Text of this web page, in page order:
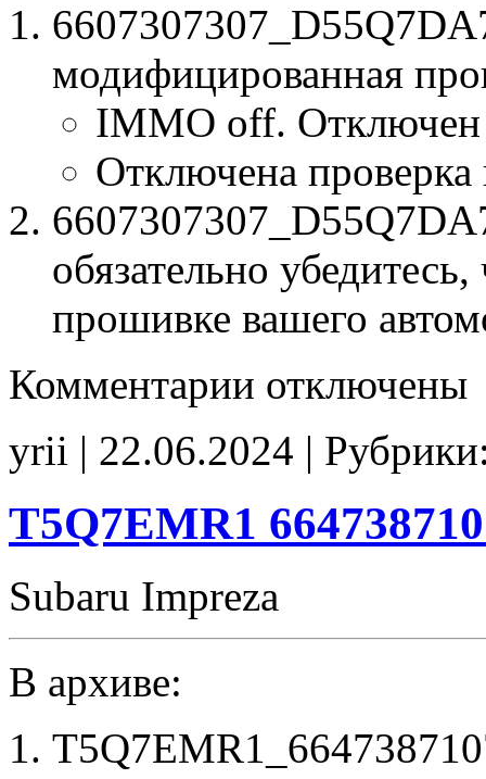
модифицированная
IMMO off. Отключен
Отключена
обязательно
прошивке вашего
Комментарии записи
IMMO_off
CHK(fix)
отключены
yrii | 22.06.2024 |
T5Q7EMR1
Subaru Impreza
В архиве: